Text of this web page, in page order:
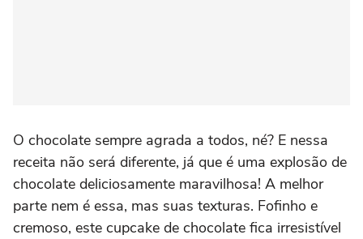
O chocolate sempre agrada a todos, né? E nessa
receita não será diferente, já que é uma explosão de
chocolate deliciosamente maravilhosa! A melhor
parte nem é essa, mas suas texturas. Fofinho e
cremoso, este cupcake de chocolate fica irresistível